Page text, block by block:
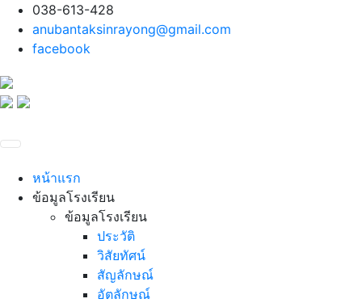
038-613-428
anubantaksinrayong@gmail.com
facebook
หน้าแรก
ข้อมูลโรงเรียน
ข้อมูลโรงเรียน
ประวัติ
วิสัยทัศน์
สัญลักษณ์
อัตลักษณ์